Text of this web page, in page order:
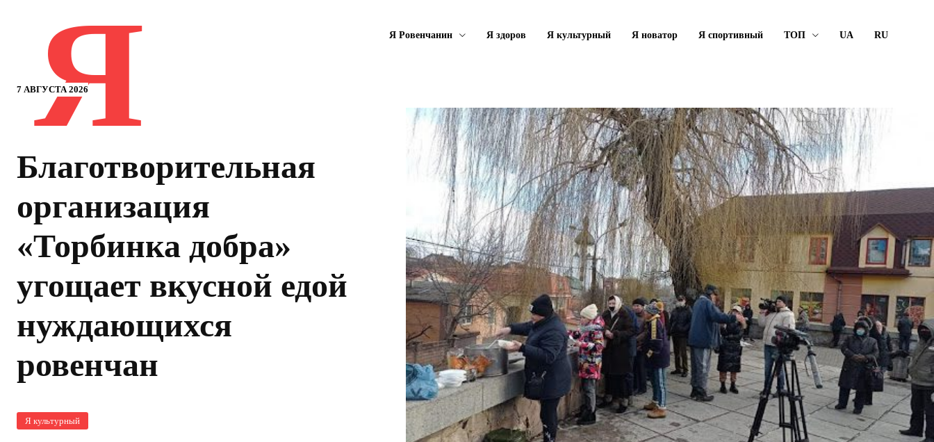
7 АВГУСТА 2026
Я Я Ровенчанин Я здоров Я культурный Я новатор Я спортивный ТОП UA RU
Благотворительная
организация
«Торбинка добра»
угощает вкусной едой
нуждающихся
ровенчан
Я культурный